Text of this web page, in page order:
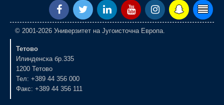
© 2001-2026 Универзитет на Југоисточна Европа.
Тетово
Илинденска бр.335
1200 Тетово
Тел: +389 44 356 000
Факс: +389 44 356 111